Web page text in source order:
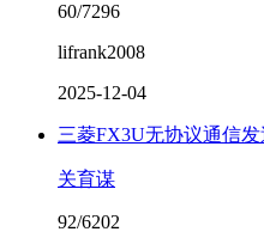
60/7296
lifrank2008
2025-12-04
三菱FX3U无协议通信
关育谋
92/6202